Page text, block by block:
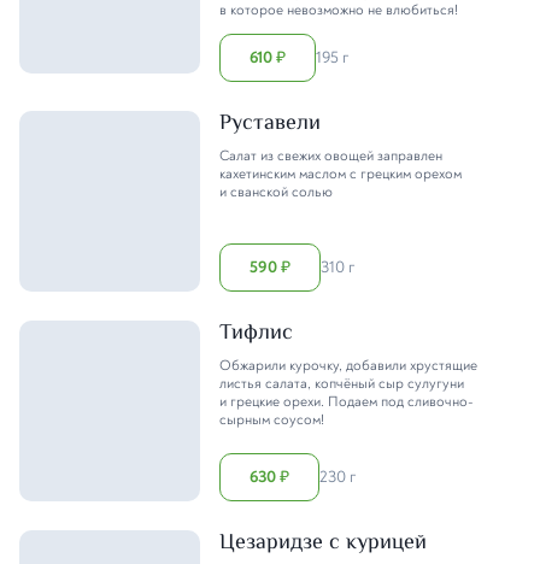
в которое невозможно не влюбиться!
610₽ 195 г
Руставели
Салат из свежих овощей заправлен
кахетинским маслом с грецким орехом
и сванской солью
590₽ 310 г
Тифлис
Обжарили курочку, добавили хрустящие
листья салата, копчёный сыр сулугуни
и грецкие орехи. Подаем под сливочно-
сырным соусом!
630₽ 230 г
Цезаридзе с курицей